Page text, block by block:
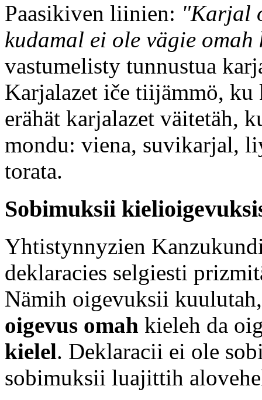
Paasikiven liinien: "Karjal
kudamal ei ole vägie
vastumelisty tunnustua
Karjalazet iče tiijämmö,
erähät karjalazet väitetäh,
mondu: viena, suvikarjal,
torata.
Sobimuksii
Yhtistynnyzien
deklaracies selgiesti
Nämih oigevuksii
oigevus omah kieleh da
kielel. Deklaracii ei ole
sobimuksii luajittih